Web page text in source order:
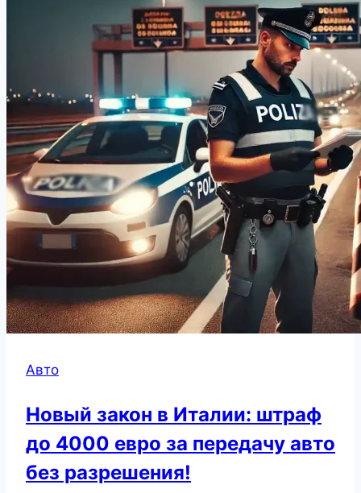
Авто
Новый закон в Италии: штраф
до 4000 евро за передачу авто
без разрешения!